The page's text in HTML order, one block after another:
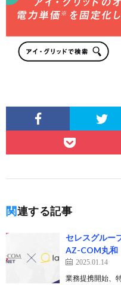
関連する記事
セレスグルー
AZ-COM丸和
2025.01.14
業務提携開始、